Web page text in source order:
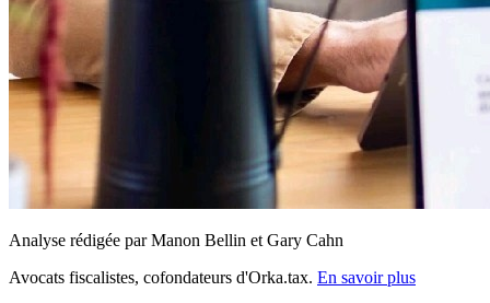
Analyse rédigée par Manon Bellin et Gary Cahn
Avocats fiscalistes, cofondateurs d'Orka.tax. En savoir plus